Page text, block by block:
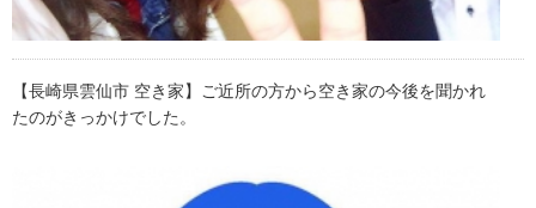
【長崎県雲仙市 空き家】ご近所の方から空き家の今後を聞かれ
たのがきっかけでした。